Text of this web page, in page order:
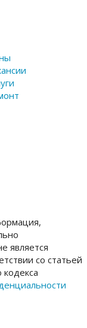
является
со статьей